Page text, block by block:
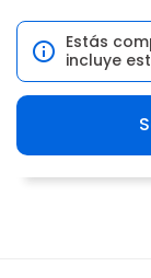
Estás
incluye